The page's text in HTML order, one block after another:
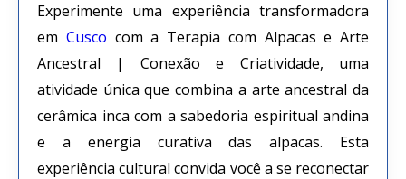
Experimente uma experiência transformadora
em Cusco com a Terapia com Alpacas e Arte
Ancestral | Conexão e Criatividade, uma
atividade única que combina a arte ancestral da
cerâmica inca com a sabedoria espiritual andina
e a energia curativa das alpacas. Esta
experiência cultural convida você a se reconectar